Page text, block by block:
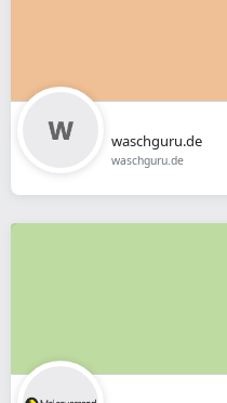
waschguru.de
waschguru.de